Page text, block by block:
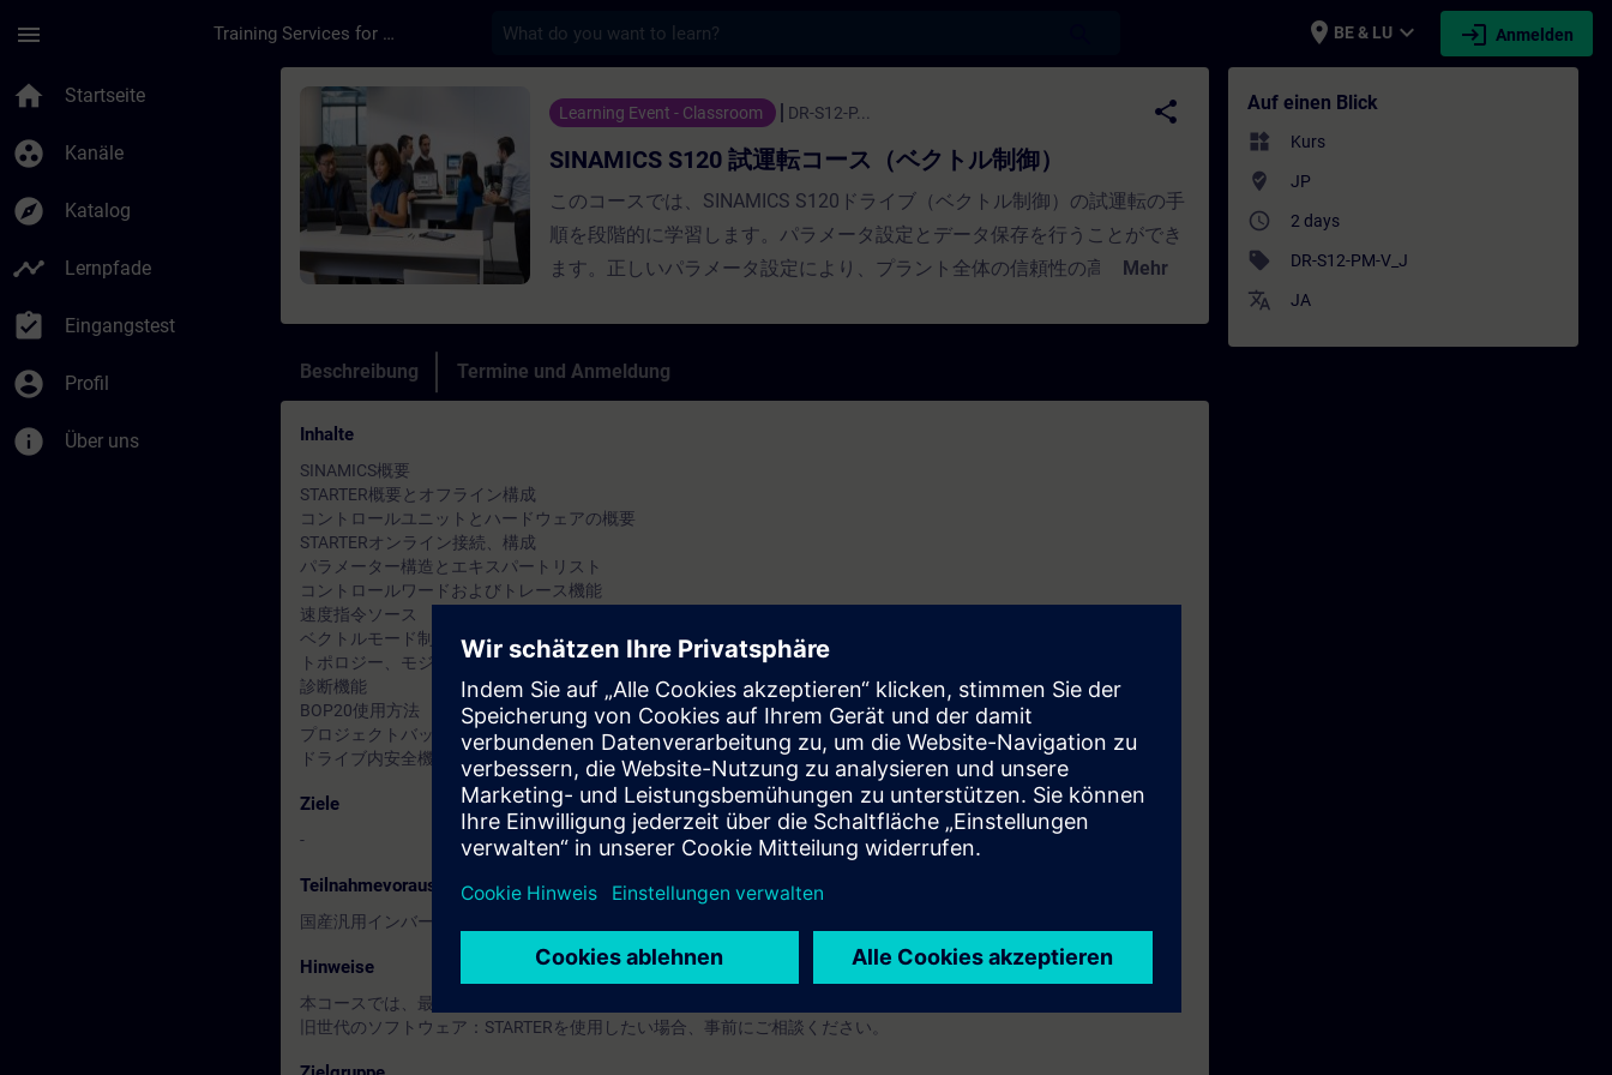
menu Training Services for Digital Industries place BE & LU expand_more login Anmelden
home Startseite
group_work Kanäle
explore Katalog
timeline Lernpfade
assignment_turned_in Eingangstest
account_circle Profil
info Über uns
Kurs - SINAMICS S120 試運転コース（ベクトル制御） - Training - Schulung - Weiterbildung | SITRAIN
Learning Event - Classroom DR-S12-P...
share
SINAMICS S120 試運転コース（ベクトル制御）
このコースでは、SINAMICS S120ドライブ（ベクトル制御）の試運転の手
順を段階的に学習します。パラメータ設定とデータ保存を行うことができ
ます。正しいパラメータ設定により、プラント全体の信頼性の高い運用を
ーションに合わせて調整し、故障発生時に診断ツールを使用できるように
なります。
Mehr
Beschreibung Termine und Anmeldung
Inhalte
SINAMICS概要
STARTER概要とオフライン構成
コントロールユニットとハードウェアの概要
STARTERオンライン接続、構成
パラメーター構造とエキスパートリスト
コントロールワードおよびトレース機能
速度指令ソース
ベクトルモード制御、調整
トポロジー、モジュール交換
診断機能
BOP20使用方法
プロジェクトバックアップと保存
ドライブ内安全機能
Ziele
-
Teilnahmevoraussetzung
国産汎用インバーター、サーボの操作知識を有すること（推奨）
Hinweise
本コースでは、最新世代のソフトウェア：Startdrive (TIA-Portal)を使用します。
旧世代のソフトウェア：STARTERを使用したい場合、事前にご相談ください。
Auf einen Blick
widgets Kurs
where_to_vote JP
access_time 2 days
sell DR-S12-PM-V_J
translate JA